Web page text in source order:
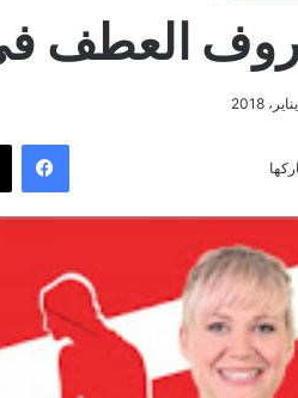
العطف في
فيسبوك